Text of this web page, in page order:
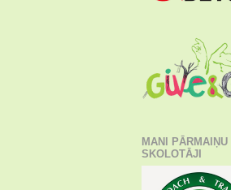
MANI PĀRMAIŅU
SKOLOTĀJI